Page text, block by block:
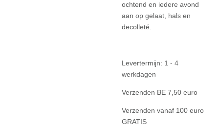
ochtend en iedere avond
aan op gelaat, hals en
decolleté.
Levertermijn: 1 - 4
werkdagen
Verzenden BE 7,50 euro
Verzenden vanaf 100 euro
GRATIS